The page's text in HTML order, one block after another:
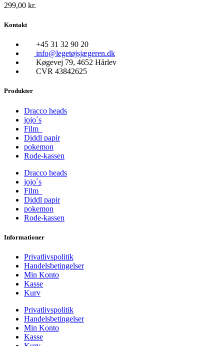
299,00 kr.
Kontakt
+45 31 32 90 20
info@legetøjsjægeren.dk
Køgevej 79, 4652 Hårlev
CVR 43842625
Produkter
Dracco heads
jojo´s
Film
Diddl papir
pokemon
Rode-kassen
Dracco heads
jojo´s
Film
Diddl papir
pokemon
Rode-kassen
Informationer
Privatlivspolitik
Handelsbetingelser
Min Konto
Kasse
Kurv
Privatlivspolitik
Handelsbetingelser
Min Konto
Kasse